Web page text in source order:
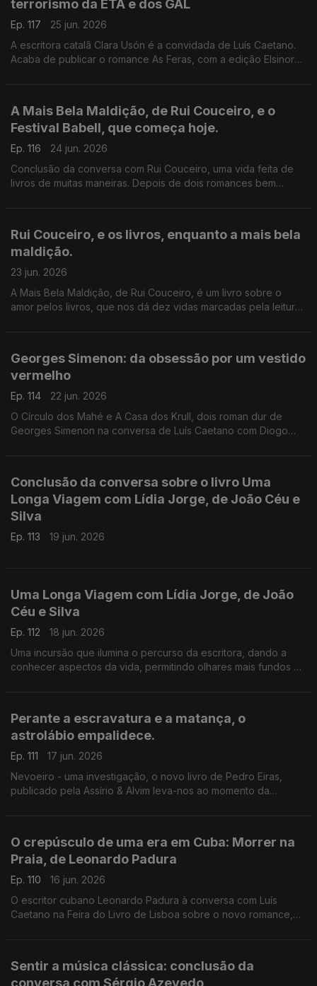
terrorismo da ETA e dos GAL
Ep. 117
25 jun. 2026
A escritora catalã Clara Usón é a convidada de Luís Caetano.
Acaba de publicar o romance As Feras, com a edição Elsinore.
A Mais Bela Maldição, de Rui Couceiro, e o
Festival Babell, que começa hoje.
Ep. 116
24 jun. 2026
Conclusão da conversa com Rui Couceiro, uma vida feita de
livros de muitas maneiras. Depois de dois romances bem
país. Começa hoje, no Porto.
Rui Couceiro, e os livros, enquanto a mais bela
maldição.
23 jun. 2026
A Mais Bela Maldição, de Rui Couceiro, é um livro sobre o
amor pelos livros, que nos dá dez vidas marcadas pela leitura
Caetano, fala-se também do Festival Babell, que começa esta
quarta-feita no Porto, o maior investimento de sempre no
nosso país num evento literário, iniciativa da Livraria Lello.
Georges Simenon: da obsessão por um vestido
vermelho
Ep. 114
22 jun. 2026
O Círculo dos Mahé e A Casa dos Krull, dois roman dur de
Georges Simenon na conversa de Luís Caetano com Diogo
Conclusão da conversa sobre o livro Uma
Longa Viagem com Lídia Jorge, de João Céu e
Silva
Ep. 113 19 jun. 2026
Uma Longa Viagem com Lídia Jorge, de João
Céu e Silva
Ep. 112
18 jun. 2026
Uma incursão que ilumina o percurso da escritora, dando a
conhecer aspectos da vida, permitindo olhares mais fundos à
Perante a escravatura e a matança, o
astrolábio empalidece.
Ep. 111
17 jun. 2026
Nevoeiro - uma investigação, o novo livro de Pedro Eiras,
publicado pela Assírio & Alvim leva-nos ao momento da
O crepúsculo de uma era em Cuba: Morrer na
Praia, de Leonardo Padura
Ep. 110
16 jun. 2026
O escritor cubano Leonardo Padura à conversa com Luís
Caetano na Feira do Livro de Lisboa sobre o novo romance,
Sentir a música clássica: conclusão da
conversa com Sérgio Azevedo